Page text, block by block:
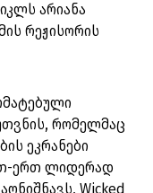
არიანა
რეჟისორის
რომელმაც
ეკრანები
ერთ ლიდერად
Wicked